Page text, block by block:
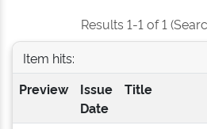
Results 1-1 of 1
Item hits:
Preview
Issue
Date
Title